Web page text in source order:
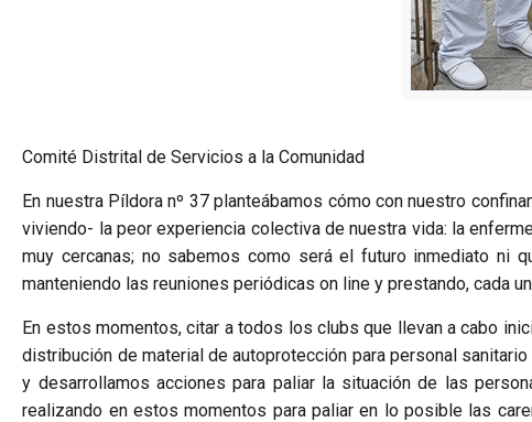
Comité Distrital de Servicios a la Comunidad
En nuestra Píldora nº 37 planteábamos cómo con nuestro
viviendo- la peor experiencia colectiva de nuestra vida: la
muy cercanas; no sabemos como será el futuro inmediato ni
manteniendo las reuniones periódicas on line y prestando, cada
En estos momentos, citar a todos los clubs que llevan a cabo
distribución de material de autoprotección para personal
y desarrollamos acciones para paliar la situación de las
realizando en estos momentos para paliar en lo posible las